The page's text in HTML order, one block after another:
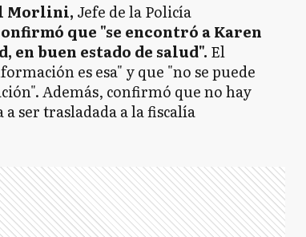
Morlini, Jefe de la Policía
que "se encontró a Karen
en buen estado de salud". El
es esa" y que "no se puede
Además, confirmó que no hay
ser trasladada a la fiscalía